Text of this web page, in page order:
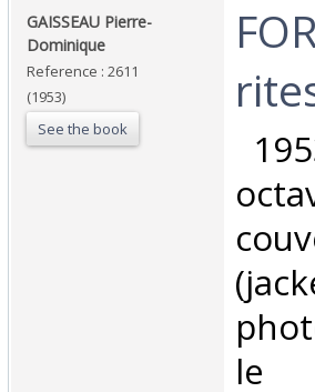
‎GAISSEAU Pierre-
Dominique‎
Reference : 2611
(1953)
See the book
le